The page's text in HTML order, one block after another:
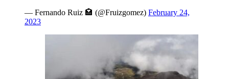
— Fernando Ruiz 🏩 (@Fruizgomez) February 24,
2023